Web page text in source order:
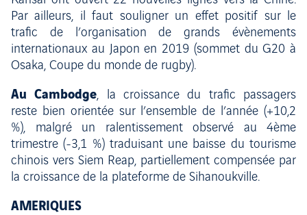
Par ailleurs, il faut souligner un effet positif sur le
trafic de l’organisation de grands évènements
internationaux au Japon en 2019 (sommet du G20 à
Osaka, Coupe du monde de rugby).
Au Cambodge, la croissance du trafic passagers
reste bien orientée sur l’ensemble de l’année (+10,2
%), malgré un ralentissement observé au 4ème
trimestre (-3,1 %) traduisant une baisse du tourisme
chinois vers Siem Reap, partiellement compensée par
la croissance de la plateforme de Sihanoukville.
AMERIQUES